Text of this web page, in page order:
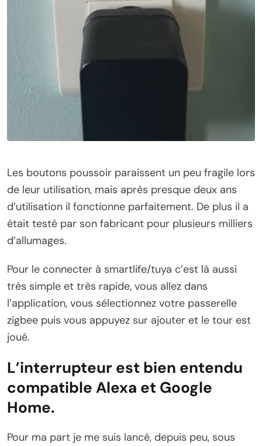
Les boutons poussoir paraissent un peu fragile lors
de leur utilisation, mais après presque deux ans
d’utilisation il fonctionne parfaitement. De plus il a
était testé par son fabricant pour plusieurs milliers
d’allumages.
Pour le connecter à smartlife/tuya c’est là aussi
très simple et très rapide, vous allez dans
l’application, vous sélectionnez votre passerelle
zigbee puis vous appuyez sur ajouter et le tour est
joué.
L’interrupteur est bien entendu
compatible Alexa et Google
Home.
Pour ma part je me suis lancé, depuis peu, sous